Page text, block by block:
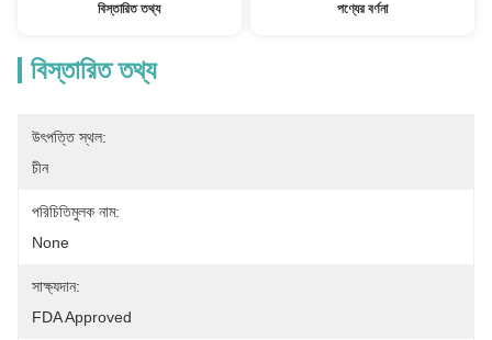
বিস্তারিত তথ্য পণ্যের বর্ণনা
বিস্তারিত তথ্য
উৎপত্তি স্থল:
চীন
পরিচিতিমুলক নাম:
None
সাক্ষ্যদান:
FDA Approved